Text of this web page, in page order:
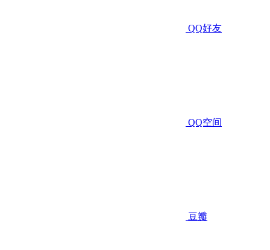
QQ好友
QQ空间
豆瓣